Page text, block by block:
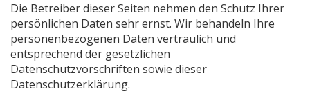
Die Betreiber dieser Seiten nehmen den Schutz Ihrer
persönlichen Daten sehr ernst. Wir behandeln Ihre
personenbezogenen Daten vertraulich und
entsprechend der gesetzlichen
Datenschutzvorschriften sowie dieser
Datenschutzerklärung.